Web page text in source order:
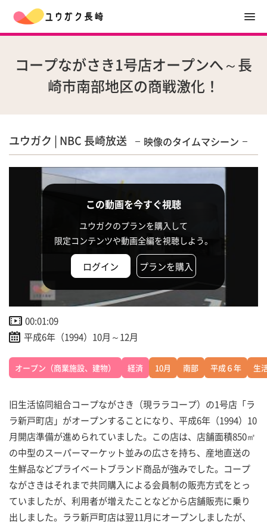
コープながさき1号店オープンへ～長
崎市南部地区の商戦激化！
ユウガク | NBC 長崎放送 映像のタイムマシーン
この動画を今すぐ視聴
ユウガクのプランを購入して
限定コンテンツや動画全編を視聴しよう。
ログイン プランを購入
00:01:09
平成6年（1994）10月～12月
オープン（商業施設、建物） 経済 10月 南部 平成６年 生
旧生活協同組合コープながさき（現ララコープ）の1号店「ラ
ラ新戸町店」がオープンすることになり、平成6年（1994）10
月開店準備が進められていました。この店は、店舗面積850㎡
の中型のスーパーマーケット並みの広さを持ち、産地直送の
生鮮品などプライベートブランド商品が強みでした。コープ
ながさきはそれまで共同購入による会員制の販売方式をとっ
ていましたが、利用者が増えたことなどから店舗販売に乗り
出しました。ララ新戸町店は翌11月にオープンしましたが、